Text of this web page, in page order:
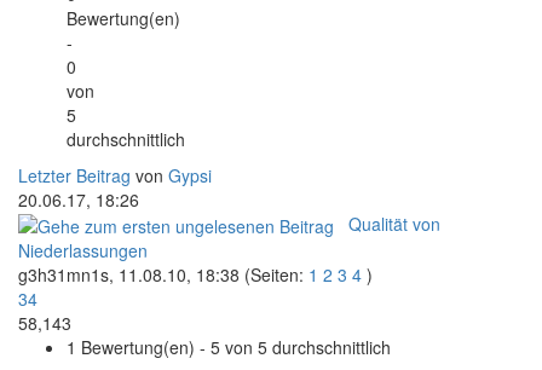
Bewertung(en)
-
0
von
5
durchschnittlich
Letzter Beitrag von Gypsi
20.06.17, 18:26
Qualität von
Niederlassungen
g3h31mn1s, 11.08.10, 18:38 (Seiten: 1 2 3 4 )
34
58,143
1 Bewertung(en) - 5 von 5 durchschnittlich